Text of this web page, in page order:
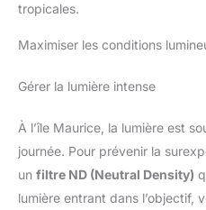
tropicales.
Maximiser les conditions
Gérer la lumière intense
À l’île Maurice, la lumière est
journée. Pour prévenir la
un filtre ND (Neutral Density)
lumière entrant dans l’objectif,